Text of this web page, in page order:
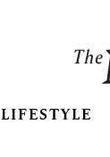
LIFESTYLE